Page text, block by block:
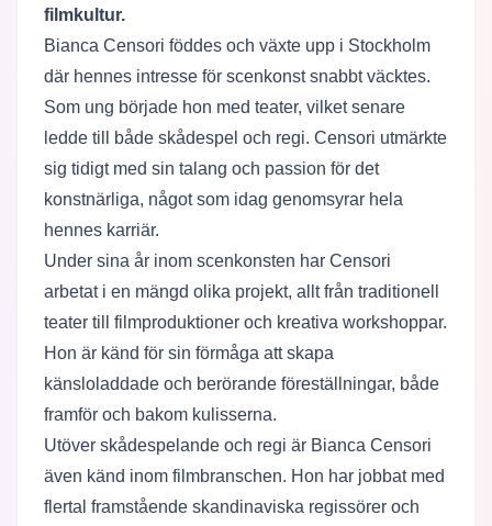
filmkultur.
Bianca Censori föddes och växte upp i Stockholm
där hennes intresse för scenkonst snabbt väcktes.
Som ung började hon med teater, vilket senare
ledde till både skådespel och regi. Censori utmärkte
sig tidigt med sin talang och passion för det
konstnärliga, något som idag genomsyrar hela
hennes karriär.
Under sina år inom scenkonsten har Censori
arbetat i en mängd olika projekt, allt från traditionell
teater till filmproduktioner och kreativa workshoppar.
Hon är känd för sin förmåga att skapa
känsloladdade och berörande föreställningar, både
framför och bakom kulisserna.
Utöver skådespelande och regi är Bianca Censori
även känd inom filmbranschen. Hon har jobbat med
flertal framstående skandinaviska regissörer och